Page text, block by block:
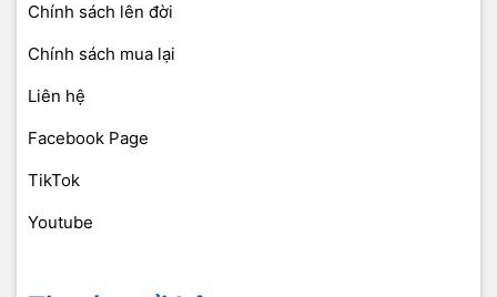
Chính sách lên đời
Chính sách mua lại
Liên hệ
Facebook Page
TikTok
Youtube